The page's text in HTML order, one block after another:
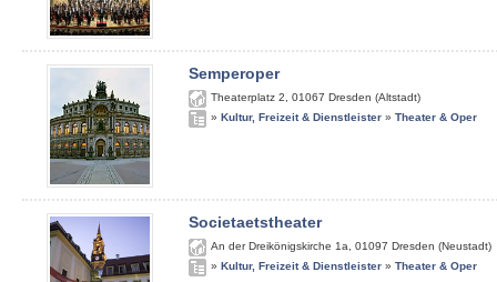
Semperoper
Theaterplatz 2 01067 Dresden (Altstadt)
» Kultur, Freizeit & Dienstleister » Theater & Oper
Societaetstheater
An der Dreikönigskirche 1a 01097 Dresden (Neustadt)
» Kultur, Freizeit & Dienstleister » Theater & Oper